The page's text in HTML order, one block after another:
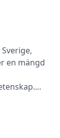
en mängd